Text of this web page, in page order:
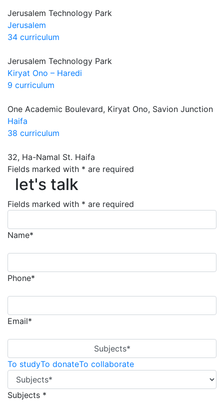
Jerusalem Technology Park
Jerusalem
34 curriculum
Jerusalem Technology Park
Kiryat Ono – Haredi
9 curriculum
One Academic Boulevard, Kiryat Ono, Savion Junction
Haifa
38 curriculum
32, Ha-Namal St. Haifa
let's talk
Fields marked with * are required
let's talk
Fields marked with * are required
Name*
Phone*
Email*
Subjects*
To studyTo donateTo collaborate
Subjects *